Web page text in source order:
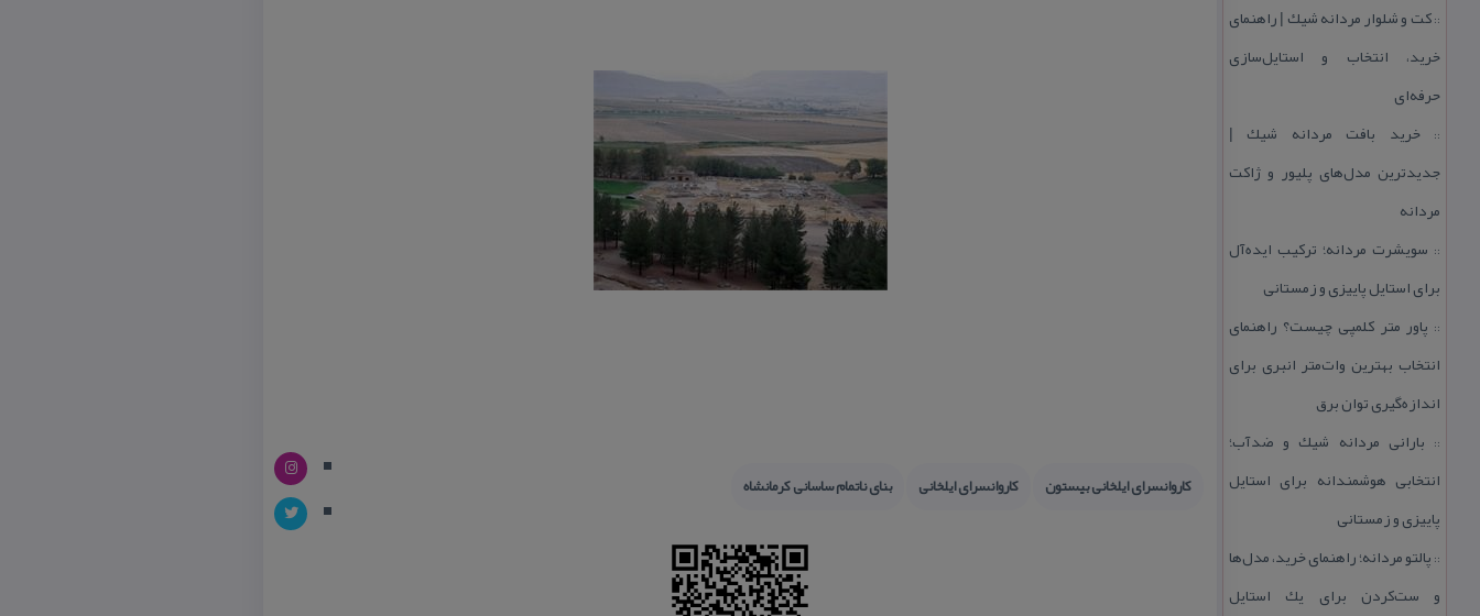
::كت و شلوار مردانه شیك | راهنمای
خرید، انتخاب و استایل‌سازی
حرفه‌ای
::خرید بافت مردانه شیك |
جدیدترین مدل‌های پلیور و ژاكت
مردانه
:: سویشرت مردانه؛ تركیب ایده‌آل
برای استایل پاییزی و زمستانی
:: پاور متر كلمپی چیست؟ راهنمای
انتخاب بهترین وات‌متر انبری برای
اندازه‌گیری توان برق
:: بارانی مردانه شیك و ضدآب؛
انتخابی هوشمندانه برای استایل
پاییزی و زمستانی
:: پالتو مردانه؛ راهنمای خرید، مدل‌ها
و ست‌كردن برای یك استایل
كاروانسرای ایلخانی بیستون كاروانسرای ایلخانی بنای ناتمام ساسانی كرمانشاه